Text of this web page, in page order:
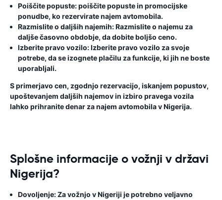
Poiščite popuste:poiščite popuste in promocijske
ponudbe, ko rezervirate najem avtomobila.
Razmislite o daljših najemih:Razmislite o najemu za
daljše časovno obdobje, da dobite boljšo ceno.
Izberite pravo vozilo:Izberite pravo vozilo za svoje
potrebe, da se izognete plačilu za funkcije, ki jih ne boste
uporabljali.
S primerjavo cen, zgodnjo rezervacijo, iskanjem popustov,
upoštevanjem daljših najemov in izbiro pravega vozila
lahko prihranite denar za najem avtomobila v Nigerija.
Splošne informacije o vožnji v državi
Nigerija?
Dovoljenje:Za vožnjo v Nigeriji je potrebno veljavno